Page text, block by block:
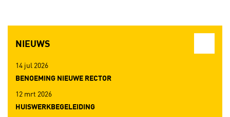
NIEUWS
14 jul 2026
BENOEMING NIEUWE RECTOR
12 mrt 2026
HUISWERKBEGELEIDING